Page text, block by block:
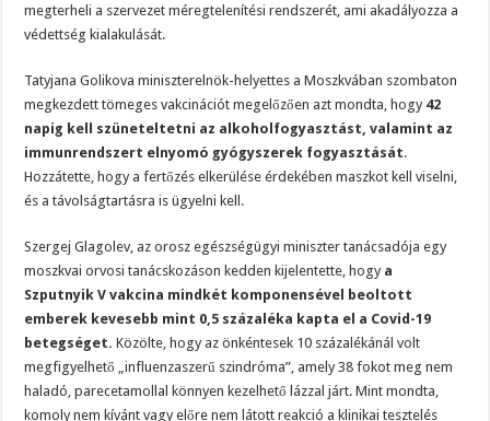
megterheli a szervezet méregtelenítési rendszerét, ami akadályozza a
védettség kialakulását.
Tatyjana Golikova miniszterelnök-helyettes a Moszkvában szombaton
megkezdett tömeges vakcinációt megelőzően azt mondta, hogy 42
napig kell szüneteltetni az alkoholfogyasztást, valamint az
immunrendszert elnyomó gyógyszerek fogyasztását.
Hozzátette, hogy a fertőzés elkerülése érdekében maszkot kell viselni,
és a távolságtartásra is ügyelni kell.
Szergej Glagolev, az orosz egészségügyi miniszter tanácsadója egy
moszkvai orvosi tanácskozáson kedden kijelentette, hogy a
Szputnyik V vakcina mindkét komponensével beoltott
emberek kevesebb mint 0,5 százaléka kapta el a Covid-19
betegséget. Közölte, hogy az önkéntesek 10 százalékánál volt
megfigyelhető „influenzaszerű szindróma”, amely 38 fokot meg nem
haladó, parecetamollal könnyen kezelhető lázzal járt. Mint mondta,
komoly nem kívánt vagy előre nem látott reakció a klinikai tesztelés